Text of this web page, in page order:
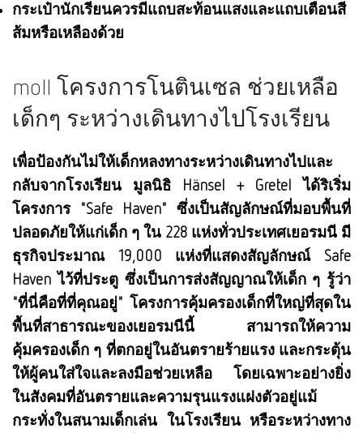
กระเป๋านักเรียนควรมีแถบสะท้อนแสงและแถบเตือนสี
ส้มหรือเหลืองด้วย
moll โครงการโนตินเซล ช่วยเหลือ
เด็กๆ ระหว่างเดินทางไปโรงเรียน
เพื่อป้องกันไม่ให้เด็กหลงทางระหว่างเดินทางไปและ
กลับจากโรงเรียน มูลนิธิ Hänsel + Gretel ได้ริเริ่ม
โครงการ "Safe Haven" ซึ่งเป็นสัญลักษณ์ที่มอบพื้นที่
ปลอดภัยให้แก่เด็ก ๆ ใน 228 แห่งทั่วประเทศเยอรมนี มี
ธุรกิจประมาณ 19,000 แห่งที่แสดงสัญลักษณ์ Safe
Haven ไว้ที่ประตู ซึ่งเป็นการส่งสัญญาณให้เด็ก ๆ รู้ว่า
"ที่นี่คือที่ที่คุณอยู่" โครงการคุ้มครองเด็กที่ใหญ่ที่สุดใน
พื้นที่สาธารณะของเยอรมนีนี้ สามารถให้ความ
คุ้มครองเด็ก ๆ ที่ตกอยู่ในอันตรายร้ายแรง และกระตุ้น
ให้ผู้คนใส่ใจและลงมือช่วยเหลือ โดยเฉพาะอย่างยิ่ง
ในสังคมที่อันตรายและความรุนแรงแฝงตัวอยู่แม้
กระทั่งในสนามเด็กเล่น ในโรงเรียน หรือระหว่างทาง